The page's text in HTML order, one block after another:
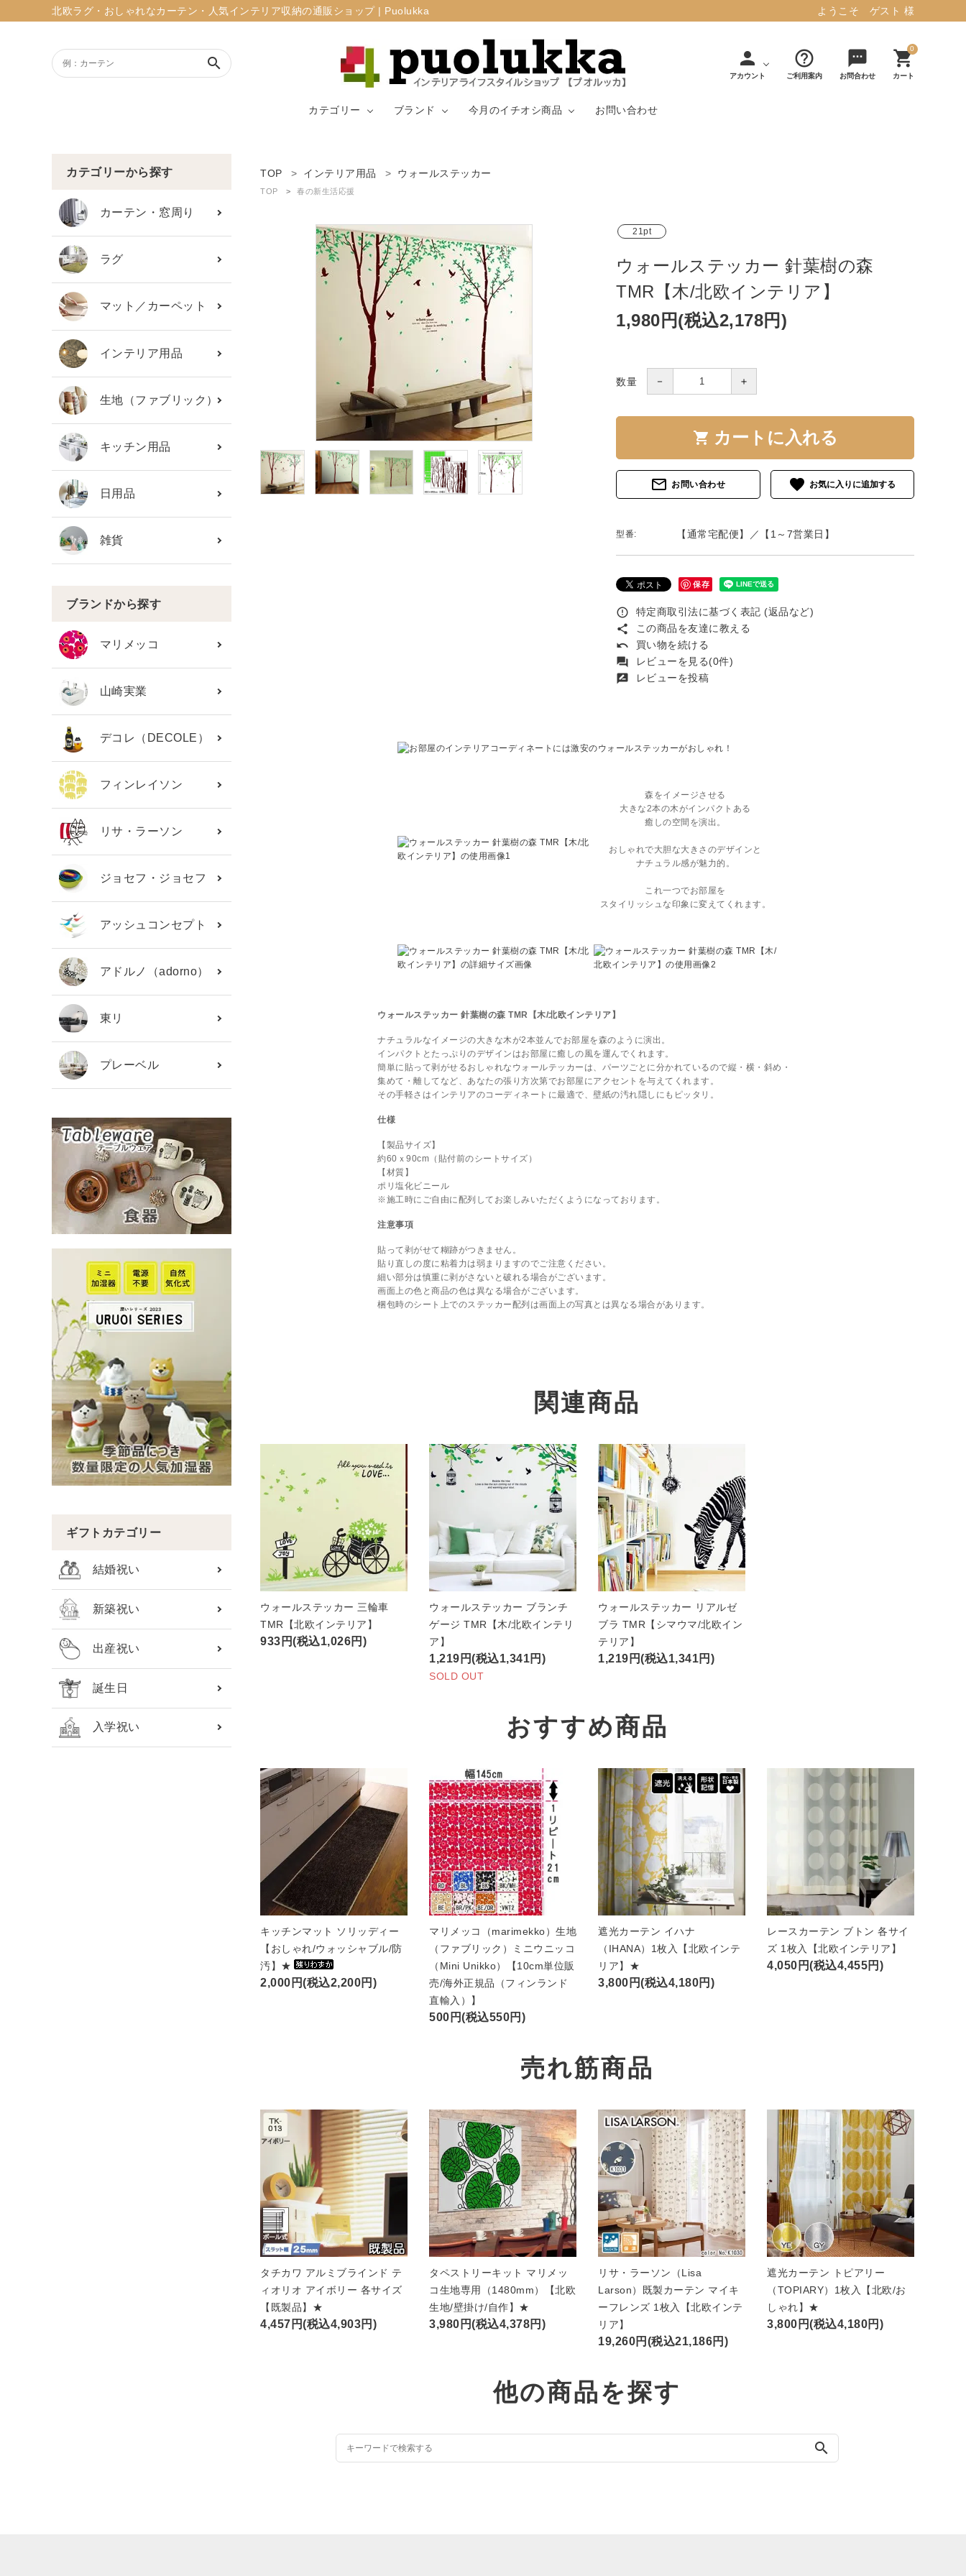
北欧ラグ・おしゃれなカーテン・人気インテリア収納の通販ショップ | Puolukka ようこそ ゲスト 様
search person
アカウント
help_outline
ご利用案内
sms
お問合わせ
0
shopping_cart
カート
カテゴリー
カーテン・窓周
生地（ファブリ
ック）
ブランド
マリメッコ
リサ・ラーソ
ン
ジョセフ・ジ
今月のイチオシ商品
10,728円(税込11,801円)
詳しく見る
お問い合わせ
ようこそ ゲスト 様
ログイン person 新規会員登録
カテゴリーから探す
ブランド
ガイドライン
カテゴリーから探す
カーテン・窓周り
ラグ
マット／カーペット
インテリア用品
生地（ファブリック）
キッチン用品
日用品
雑貨
ブランドから探す
マリメッコ
山崎実業
デコレ（DECOLE）
フィンレイソン
リサ・ラーソン
ジョセフ・ジョセフ
アッシュコンセプト
アドルノ（adorno）
東リ
プレーベル
ギフトカテゴリー
結婚祝い
新築祝い
出産祝い
誕生日
入学祝い
TOP インテリア用品 ウォールステッカー
TOP 春の新生活応援
21pt
ウォールステッカー 針葉樹の森
TMR【木/北欧インテリア】
1,980円(税込2,178円)
数量 － ＋
shopping_cart カートに入れる
mail_outline お問い合わせ favorite
型番: 【通常宅配便】／【1～7営業日】
保存
error_outline 特定商取引法に基づく表記 (返品など)
share この商品を友達に教える
undo 買い物を続ける
forum レビューを見る(0件)
rate_review レビューを投稿
森をイメージさせる
大きな2本の木がインパクトある
癒しの空間を演出。
おしゃれで大胆な大きさのデザインと
ナチュラル感が魅力的。
これ一つでお部屋を
スタイリッシュな印象に変えてくれます。
ウォールステッカー 針葉樹の森 TMR【木/北欧インテリア】
ナチュラルなイメージの大きな木が2本並んでお部屋を森のように演出。
インパクトとたっぷりのデザインはお部屋に癒しの風を運んでくれます。
簡単に貼って剥がせるおしゃれなウォールテッカーは、パーツごとに分かれているので縦・横・斜め・
集めて・離してなど、あなたの張り方次第でお部屋にアクセントを与えてくれます。
その手軽さはインテリアのコーディネートに最適で、壁紙の汚れ隠しにもピッタリ。
仕様
【製品サイズ】
約60ｘ90cm（貼付前のシートサイズ）
【材質】
ポリ塩化ビニール
※施工時にご自由に配列してお楽しみいただくようになっております。
注意事項
貼って剥がせて糊跡がつきません。
貼り直しの度に粘着力は弱まりますのでご注意ください。
細い部分は慎重に剥がさないと破れる場合がございます。
画面上の色と商品の色は異なる場合がございます。
梱包時のシート上でのステッカー配列は画面上の写真とは異なる場合があります。
関連商品
ウォールステッカー 三輪車
TMR【北欧インテリア】
933円(税込1,026円)
ウォールステッカー ブランチ
ゲージ TMR【木/北欧インテリ
ア】
1,219円(税込1,341円)
SOLD OUT
ウォールステッカー リアルゼ
ブラ TMR【シマウマ/北欧イン
テリア】
1,219円(税込1,341円)
おすすめ商品
キッチンマット ソリッディー
【おしゃれ/ウォッシャブル/防
汚】★
2,000円(税込2,200円)
マリメッコ（marimekko）生地
（ファブリック）ミニウニッコ
（Mini Unikko）【10cm単位販
売/海外正規品（フィンランド
直輸入）】
500円(税込550円)
遮光カーテン イハナ
（IHANA）1枚入【北欧インテ
リア】★
3,800円(税込4,180円)
レースカーテン ブトン 各サイ
ズ 1枚入【北欧インテリア】
4,050円(税込4,455円)
売れ筋商品
タチカワ アルミブラインド テ
ィオリオ アイボリー 各サイズ
【既製品】★
4,457円(税込4,903円)
タペストリーキット マリメッ
コ生地専用（1480mm）【北欧
生地/壁掛け/自作】★
3,980円(税込4,378円)
リサ・ラーソン（Lisa
Larson）既製カーテン マイキ
ーフレンズ 1枚入【北欧インテ
リア】
19,260円(税込21,186円)
遮光カーテン トピアリー
（TOPIARY）1枚入【北欧/お
しゃれ】★
3,800円(税込4,180円)
他の商品を探す
search